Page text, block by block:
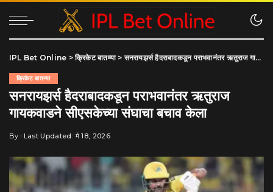
IPL Bet Online >क्रिकेट बातम्या> सनरायझर्स हैदराबादकडून पराभवानंतर ऋतुराज गायकवाडने सीएसकेच्या संघाचा बचाव केला
क्रिकेट बातम्या
सनरायझर्स हैदराबादकडून पराभवानंतर ऋतुराज
गायकवाडने सीएसकेच्या संघाचा बचाव केला
Posted
By Last Updated: मे 18, 2026